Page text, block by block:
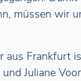
müssen wir
Frankfurt
Juliane